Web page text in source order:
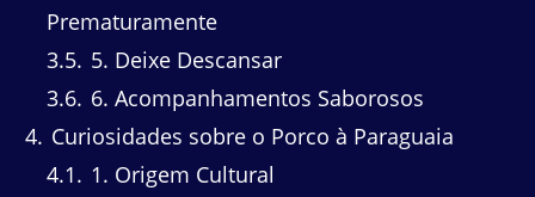
Prematuramente
3.5 5. Deixe Descansar
3.6 6. Acompanhamentos Saborosos
4 Curiosidades sobre o Porco à Paraguaia
4.1
1. Origem Cultural